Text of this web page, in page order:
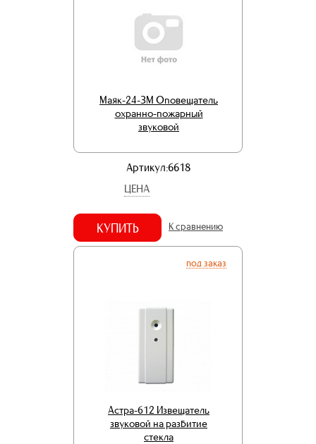
Маяк-24-ЗМ Оповещатель
охранно-пожарный
звуковой
Артикул:6618
ЦЕНА
КУПИТЬ К сравнению
под заказ
Астра-612 Извещатель
звуковой на разбитие
стекла